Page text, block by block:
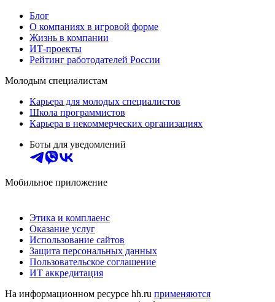
Блог
О компаниях в игровой форме
Жизнь в компании
ИТ-проекты
Рейтинг работодателей России
Молодым специалистам
Карьера для молодых специалистов
Школа программистов
Карьера в некоммерческих организациях
Боты для уведомлений
Мобильное приложение
Этика и комплаенс
Оказание услуг
Использование сайтов
Защита персональных данных
Пользовательское соглашение
ИТ аккредитация
На информационном ресурсе hh.ru применяются